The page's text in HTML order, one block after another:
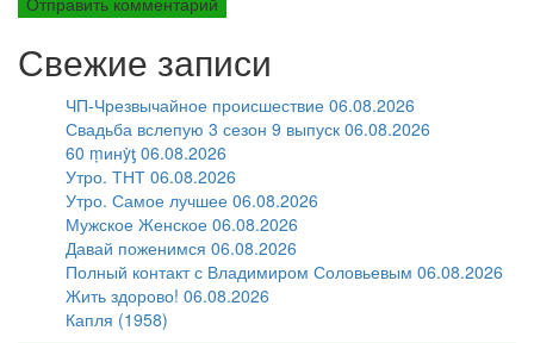
Свежие записи
ЧП-Чрезвычайное происшествие 06.08.2026
Свадьба вслепую 3 сезон 9 выпуск 06.08.2026
60 ṃинẏƫ 06.08.2026
Утро. ТНТ 06.08.2026
Утро. Самое лучшее 06.08.2026
Мужское Женское 06.08.2026
Давай поженимся 06.08.2026
Полный контакт с Владимиром Соловьевым 06.08.2026
Жить здорово! 06.08.2026
Капля (1958)